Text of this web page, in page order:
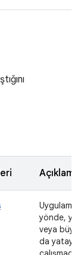
Açıklama
yönde,
veya
da yatay